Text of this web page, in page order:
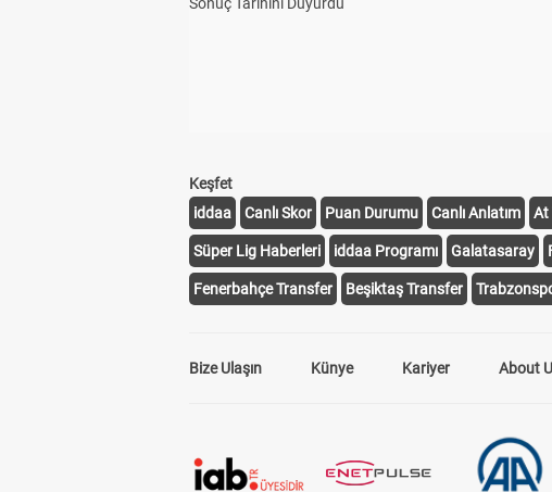
Keşfet
iddaa
Canlı Skor Puan Durumu Canlı Anlatım At
Süper Lig Haberleri iddaa Programı Galatasaray
Fenerbahçe Transfer Beşiktaş Transfer
Bize Ulaşın Künye Kariyer About